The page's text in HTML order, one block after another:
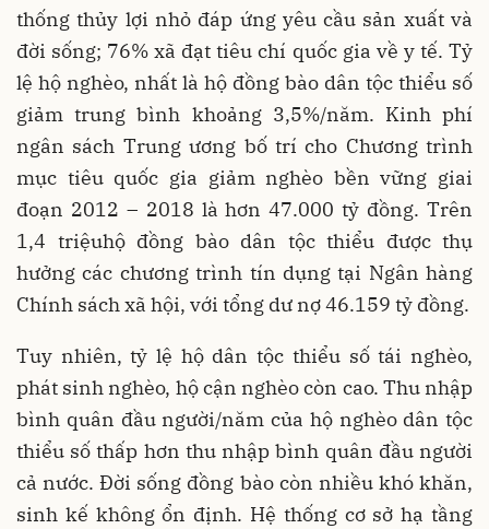
thống thủy lợi nhỏ đáp ứng yêu cầu sản xuất và
đời sống; 76% xã đạt tiêu chí quốc gia về y tế. Tỷ
lệ hộ nghèo, nhất là hộ đồng bào dân tộc thiểu số
giảm trung bình khoảng 3,5%/năm. Kinh phí
ngân sách Trung ương bố trí cho Chương trình
mục tiêu quốc gia giảm nghèo bền vững giai
đoạn 2012 – 2018 là hơn 47.000 tỷ đồng. Trên
1,4 triệuhộ đồng bào dân tộc thiểu được thụ
hưởng các chương trình tín dụng tại Ngân hàng
Chính sách xã hội, với tổng dư nợ 46.159 tỷ đồng.
Tuy nhiên, tỷ lệ hộ dân tộc thiểu số tái nghèo,
phát sinh nghèo, hộ cận nghèo còn cao. Thu nhập
bình quân đầu người/năm của hộ nghèo dân tộc
thiểu số thấp hơn thu nhập bình quân đầu người
cả nước. Đời sống đồng bào còn nhiều khó khăn,
sinh kế không ổn định. Hệ thống cơ sở hạ tầng